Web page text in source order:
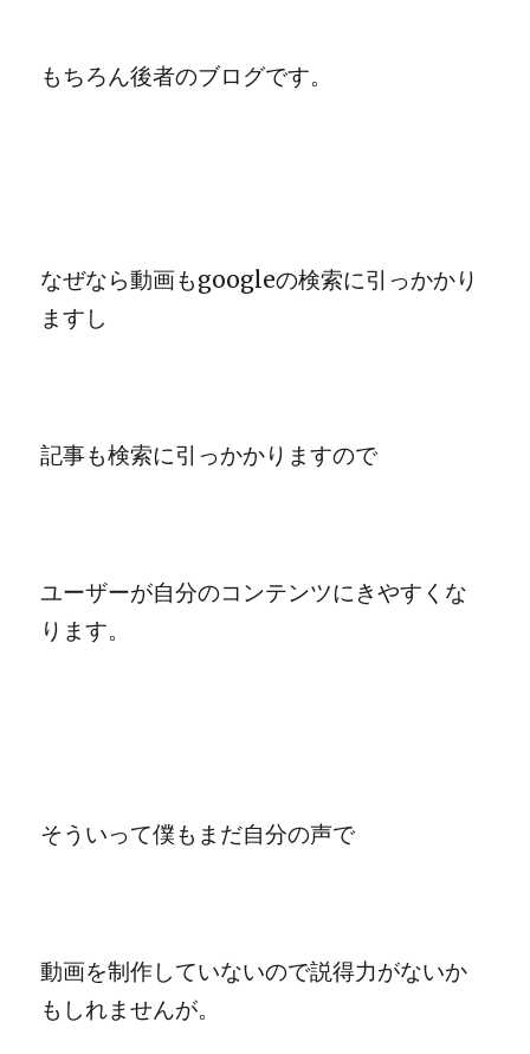
もちろん後者のブログです。
なぜなら動画もgoogleの検索に引っかかり
ますし
記事も検索に引っかかりますので
ユーザーが自分のコンテンツにきやすくな
ります。
そういって僕もまだ自分の声で
動画を制作していないので説得力がないか
もしれませんが。